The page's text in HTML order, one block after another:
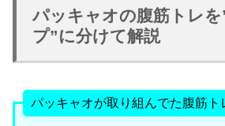
パッキャオの腹筋トレを
プ”に分けて解説
パッキャオが取り組んでた腹筋ト